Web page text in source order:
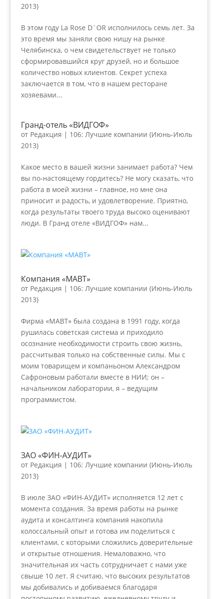
2013)
В этом году La Rose D`OR исполнилось семь лет. За
это время мы заняли свою нишу на рынке
Челябинска, о чем свидетельствует не только
сформировавшийся круг друзей, но и большое
количество новых клиентов. Секрет успеха
заключается в том, что в нашем ресторане
хозяевами...
Гранд-отель «ВИДГОФ»
от Редакция | 106: Лучшие компании (Июнь-Июль
2013)
Какое место в вашей жизни занимает работа? Чем
вы по-настоящему гордитесь? Не могу сказать, что
работа в моей жизни – главное, но мне она
приносит и радость, и удовлетворение. Приятно,
когда результаты твоего труда высоко оценивают
люди. В Гранд отеле «ВИДГОФ» нам...
Компания «МАВТ»
от Редакция | 106: Лучшие компании (Июнь-Июль
2013)
Фирма «МАВТ» была создана в 1991 году, когда
рушилась советская система и приходило
осознание необходимости строить свою жизнь,
рассчитывая только на собственные силы. Мы с
моим товарищем и компаньоном Александром
Сафроновым работали вместе в НИИ; он –
начальником лаборатории, я – ведущим
программистом.
ЗАО «ФИН-АУДИТ»
от Редакция | 106: Лучшие компании (Июнь-Июль
2013)
В июле ЗАО «ФИН-АУДИТ» исполняется 12 лет с
момента создания. За время работы на рынке
аудита и консалтинга компания накопила
колоссальный опыт и готова им поделиться с
клиентами, с которыми сложились доверительные
и открытые отношения. Немаловажно, что
значительная их часть сотрудничает с нами уже
свыше 10 лет. Я считаю, что высоких результатов
мы добивались и добиваемся благодаря